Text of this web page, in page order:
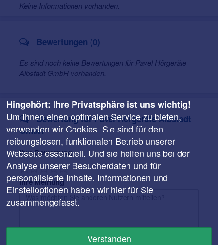
Keine Informationen vorhanden.
Bewertungen (0)
Es sind noch keine Bewertungen für Pavel Hörgeräte
Albstadt GmbH vorhanden.
Bewertung für Pavel Hörgeräte Albstadt
GmbH
Ihre Bewertung
Ihre Meinung
Hingehört: Ihre Privatsphäre ist uns wichtig!
Um Ihnen einen optimalen Service zu bieten,
verwenden wir Cookies. Sie sind für den
reibungslosen, funktionalen Betrieb unserer
Webseite essenziell. Und sie helfen uns bei der
Analyse unserer Besucherdaten und für
personalisierte Inhalte. Informationen und
Einstelloptionen haben wir hierfür Sie
zusammengefasst.
Verstanden